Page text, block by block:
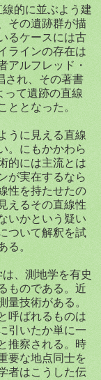
的に並ぶよう建
その遺跡群が描
るケースには古
ラインの存在は
アルフレッド・
され、その著書
って遺跡の直線
となった。
うに見える直線
。にもかかわら
的には主流とは
が実在するなら
性を持たせたの
えるその直線性
いかという疑い
ついて解釈を試
。
、測地学を有史
ものである。近
技術がある。
呼ばれるものは
引いたか単に一
推察される。時
要な地点同士を
者はこうした伝